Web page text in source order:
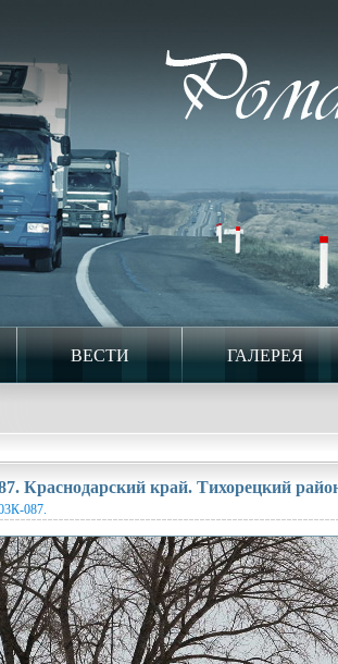
ВЕСТИ ГАЛЕРЕЯ
Краснодарский край. Тихорецкий
087.